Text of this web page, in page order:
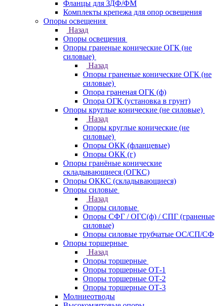
Фланцы для ЗДФ/ФМ
Комплекты крепежа для опор освещения
Опоры освещения
Назад
Опоры освещения
Опоры граненые конические ОГК (не
силовые)
Назад
Опоры граненые конические ОГК (не
силовые)
Опора граненая ОГК (ф)
Опора ОГК (установка в грунт)
Опоры круглые конические (не силовые)
Назад
Опоры круглые конические (не
силовые)
Опоры ОКК (фланцевые)
Опоры ОКК (г)
Опоры гранёные конические
складывающиеся (ОГКС)
Опоры ОККС (складывающиеся)
Опоры силовые
Назад
Опоры силовые
Опоры СФГ / ОГС(ф) / СПГ (граненые
силовые)
Опоры силовые трубчатые ОС/СП/СФ
Опоры торшерные
Назад
Опоры торшерные
Опоры торшерные ОТ-1
Опоры торшерные ОТ-2
Опоры торшерные ОТ-3
Молниеотводы